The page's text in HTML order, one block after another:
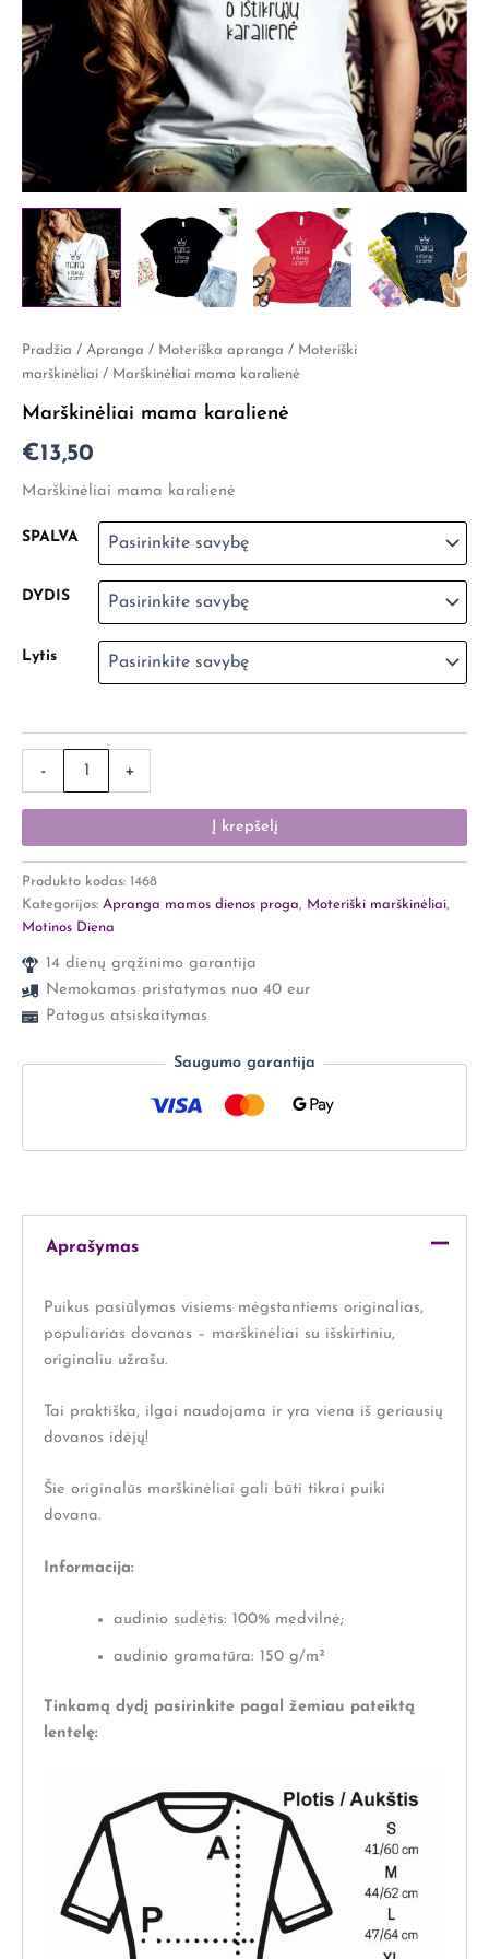
Pradžia / Apranga / Moteriška apranga / Moteriški
marškinėliai / Marškinėliai mama karalienė
Marškinėliai mama karalienė
€13,50
Marškinėliai mama karalienė
SPALVA
DYDIS
Lytis
-
produkto
kiekis:
mama
+
Į krepšelį
Produkto kodas: 1468
Kategorijos: Apranga mamos dienos proga, Moteriški marškinėliai,
Motinos Diena
14 dienų grąžinimo garantija
Nemokamas pristatymas nuo 40 eur
Patogus atsiskaitymas
Saugumo garantija
Aprašymas
Puikus pasiūlymas visiems mėgstantiems originalias,
populiarias dovanas – marškinėliai su išskirtiniu,
originaliu užrašu.
Tai praktiška, ilgai naudojama ir yra viena iš geriausių
dovanos idėjų!
Šie originalūs marškinėliai gali būti tikrai puiki
dovana.
Informacija:
audinio sudėtis: 100% medvilnė;
audinio gramatūra: 150 g/m²
Tinkamą dydį pasirinkite pagal žemiau pateiktą
lentelę: